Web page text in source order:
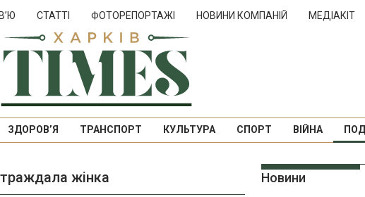
СТАТТІ ФОТОРЕПОРТАЖІ НОВИНИ КОМПАНІЙ МЕДІАКІТ
ЗДОРОВ’Я ТРАНСПОРТ КУЛЬТУРА СПОРТ ВІЙНА
жінка Новини